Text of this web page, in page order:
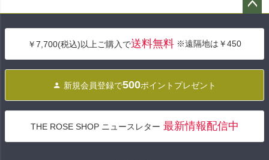
へ
￥7,700(税込)以上ご購入で送料無料 ※遠隔地は￥450
新規会員登録で500ポイントプレゼント
THE ROSE SHOP ニュースレター 最新情報配信中